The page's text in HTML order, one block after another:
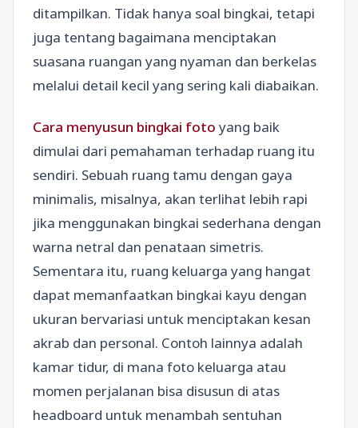
ditampilkan. Tidak hanya soal bingkai, tetapi
juga tentang bagaimana menciptakan
suasana ruangan yang nyaman dan berkelas
melalui detail kecil yang sering kali diabaikan.
Cara menyusun bingkai foto yang baik
dimulai dari pemahaman terhadap ruang itu
sendiri. Sebuah ruang tamu dengan gaya
minimalis, misalnya, akan terlihat lebih rapi
jika menggunakan bingkai sederhana dengan
warna netral dan penataan simetris.
Sementara itu, ruang keluarga yang hangat
dapat memanfaatkan bingkai kayu dengan
ukuran bervariasi untuk menciptakan kesan
akrab dan personal. Contoh lainnya adalah
kamar tidur, di mana foto keluarga atau
momen perjalanan bisa disusun di atas
headboard untuk menambah sentuhan